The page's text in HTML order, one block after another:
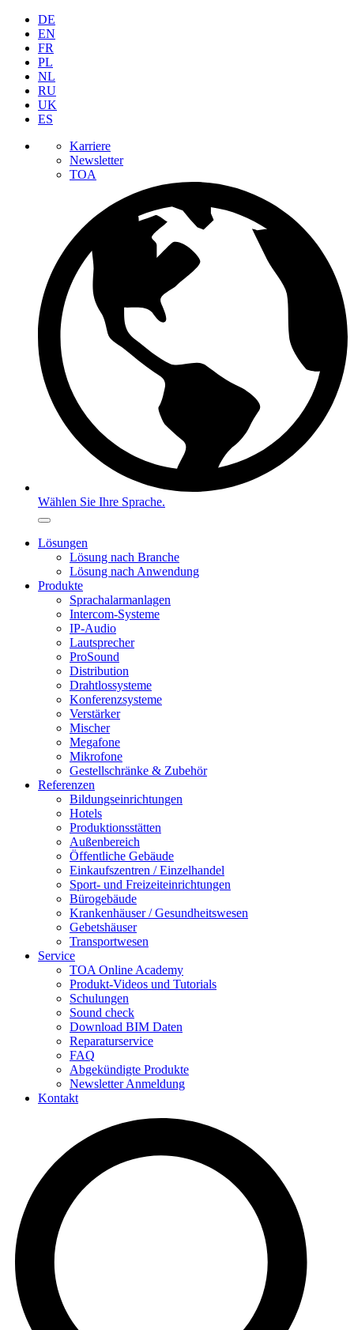
DE
EN
FR
PL
NL
RU
UK
ES
Karriere
Newsletter
TOA
Wählen Sie Ihre Sprache.
Lösungen
Lösung nach Branche
Lösung nach Anwendung
Produkte
Sprachalarmanlagen
Intercom-Systeme
IP-Audio
Lautsprecher
ProSound
Distribution
Drahtlossysteme
Konferenzsysteme
Verstärker
Mischer
Megafone
Mikrofone
Gestellschränke & Zubehör
Referenzen
Bildungseinrichtungen
Hotels
Produktionsstätten
Außenbereich
Öffentliche Gebäude
Einkaufszentren / Einzelhandel
Sport- und Freizeiteinrichtungen
Bürogebäude
Krankenhäuser / Gesundheitswesen
Gebetshäuser
Transportwesen
Service
TOA Online Academy
Produkt-Videos und Tutorials
Schulungen
Sound check
Download BIM Daten
Reparaturservice
FAQ
Abgekündigte Produkte
Newsletter Anmeldung
Kontakt